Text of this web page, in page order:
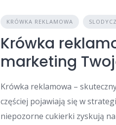
KRÓWKA REKLAMOWA
Krówka
marketing
Krówka reklamowa –
częściej pojawiają się w
niepozorne cukierki zyskują